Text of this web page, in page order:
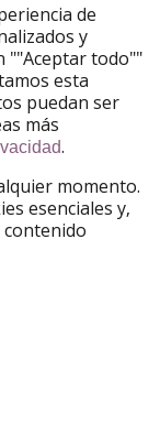
legal
de
y
""Aceptar todo""
esta
puedan ser
más
.
momento.
esenciales y,